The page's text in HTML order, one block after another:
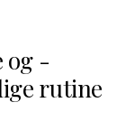
og -
rutine